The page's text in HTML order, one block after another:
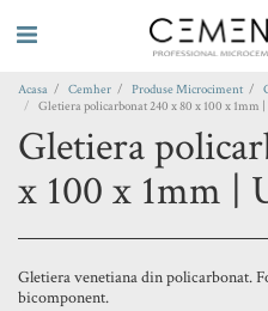
Acasa Cemher Produse Microciment
Gletiera policarbonat 240 x 80 x 100 x 1mm
Gletiera
x 100 x 1mm |
Gletiera venetiana din policarbonat.
bicomponent.